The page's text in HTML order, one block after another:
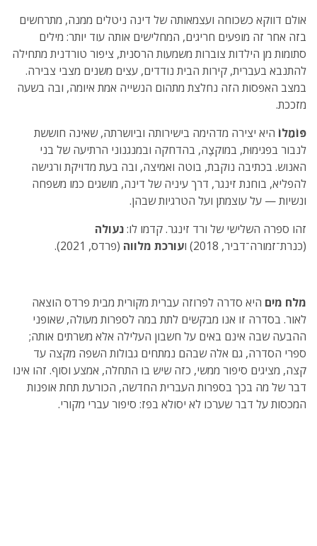
אולם דווקא כשכוחה ועצמאותה של דינה ניטלים ממנה, מתרחשים
בזה אחר זה מופעים חריגים, המחלישים אותה עוד יותר: מילים
סתומות מן הילדות צוברות משמעות הרסנית, ציפור טורדנית מתחילה
להתנבא בעברית, קירות הבית נודדים, עצים משנים מצבי צבירה.
במצב האפסות הזה נחלצת מתהום הנשייה אמת איומה, ובה בשעה
מזככת.
פּוֹמֵֵלוֹ היא יצירה מדהימה בישירותה וביושרתה, שאינה חוששת
לנבור בפגימוּת, במוקצֶֶה, בהדחקה ובמנגנוני הרתיעה של בני
האנוש. בכתיבה נוקבת, בוטה ואמיצה, ובה בעת מדויקת ורגישה
להפליא, בוחנת זינגר, דרך עיניה של דינה, מושגים כמו משפחה
ונשיות — על עוצמתן ועל הטרגיות שבהן.
זהו ספרה השלישי של ורד זינגר. קדמו לו:נעולה
(כנרת־זמורה־דביר, 2018) ו
עורכת מלווה (פרדס, 2021).
מלח מים היא סדרה לפרוזה עברית מקורית מבית פרדס הוצאה
לאור. בסדרה זו אנו מבקשים לתת במה לספרות מעולה, שאופני
ההבעה שבה אינם באים על חשבון העלילה אלא משרתים אותה;
ספרי הסדרה, גם אלה שבהם נמתחים גבולות השפה מקצה עד
קצה, מציגים סיפור ממשי, כזה שיש בו התחלה, אמצע וסוף. זהו אינו
דבר של מה בכך בספרות העברית החדשה, הכורעת תחת אופנות
המכסות על דבר שערכו לא יסולא בפז: סיפור עברי מקורי.